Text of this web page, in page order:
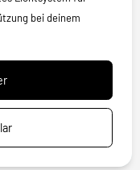
bei deinem